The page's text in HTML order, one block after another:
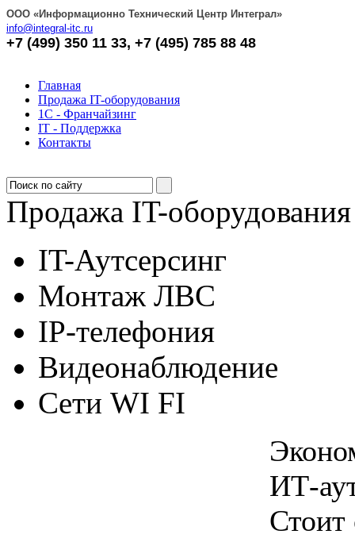
OOO «Информационно Технический Центр Интеграл»
info@integral-itc.ru
+7 (499) 350 11 33, +7 (495) 785 88 48
Главная
Продажа IT-оборудования
1С - Франчайзинг
IT - Поддержка
Контакты
Продажа IT-оборудования
IT-Аутсерсинг
Монтаж ЛВС
IP-телефония
Видеонаблюдение
Сети WI FI
ИТ-
Стоит